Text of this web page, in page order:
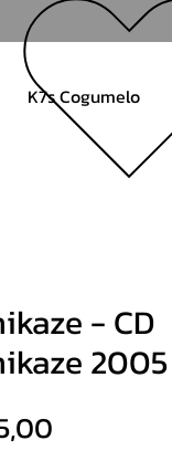
K7s Cogumelo
- CD
2005